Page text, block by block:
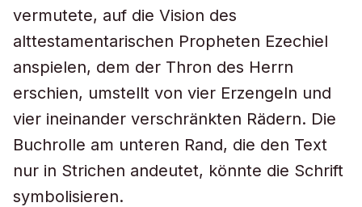
vermutete, auf die Vision des
alttestamentarischen Propheten Ezechiel
anspielen, dem der Thron des Herrn
erschien, umstellt von vier Erzengeln und
vier ineinander verschränkten Rädern. Die
Buchrolle am unteren Rand, die den Text
nur in Strichen andeutet, könnte die Schrift
symbolisieren.